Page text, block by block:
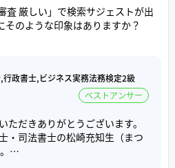
利用する場合、直近３年分の確
無を事前に確認されてから審査
ら幸いです。
があります。
以下「弁済者」という。）
者の負担した給付に代えて他の
を消滅させる旨の契約をした場
当該他の給付をしたときは、そ
力を有する。
、昭和５７年６月４日の最高裁
弁済による所有権移転の効果
査 厳しい」で検索サジェストが出
のような印象はありますか？
政書士,ビジネス実務法務検定2級
ベストアンサー
ただきありがとうございます。
・司法書士の松崎充知生（まつ